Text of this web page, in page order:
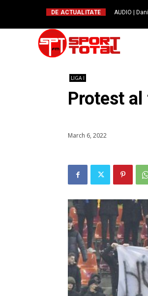
DE ACTUALITATE
AUDIO |
LIGA I
Protest
March 6, 2022